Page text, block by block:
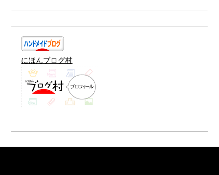
にほんブログ村